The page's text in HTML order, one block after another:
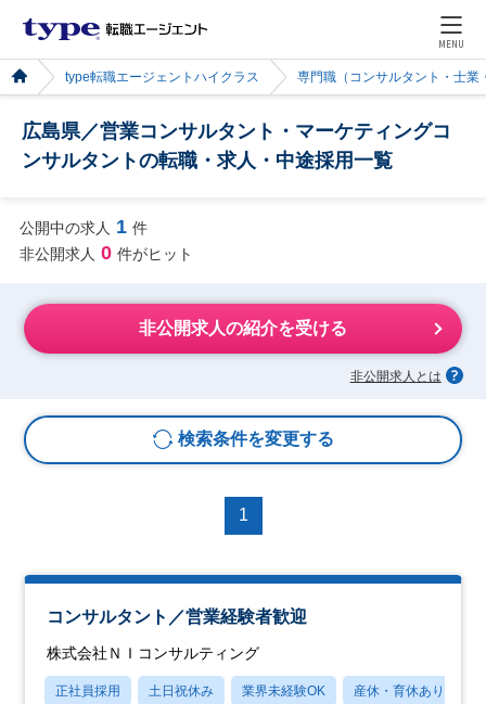
MENU
type転職エージェントハイクラス 専門職（コンサルタント・士業
広島県／営業コンサルタント・マーケティングコ
ンサルタントの転職・求人・中途採用一覧
公開中の求人 1 件
非公開求人 0 件がヒット
非公開求人の紹介を受ける
非公開求人とは
検索条件を変更する
1
コンサルタント／営業経験者歓迎
株式会社ＮＩコンサルティング
正社員採用 土日祝休み 業界未経験OK 産休・育休あり